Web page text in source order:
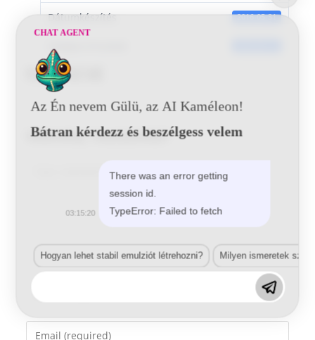
Dátumkészítés 2016-05-31
Utoljára frissített
Ford 5CVE
Vélemény, hozzászólás?
your
name
Enter
CHAT AGENT
Az Én nevem Gülü, az AI Kaméleon!
Bátran kérdezz és beszélgess velem
There was an error getting
session id.
TypeError: Failed to fetch
03:15:20
Hogyan lehet stabil emulziót létrehozni? Milyen ismeretek